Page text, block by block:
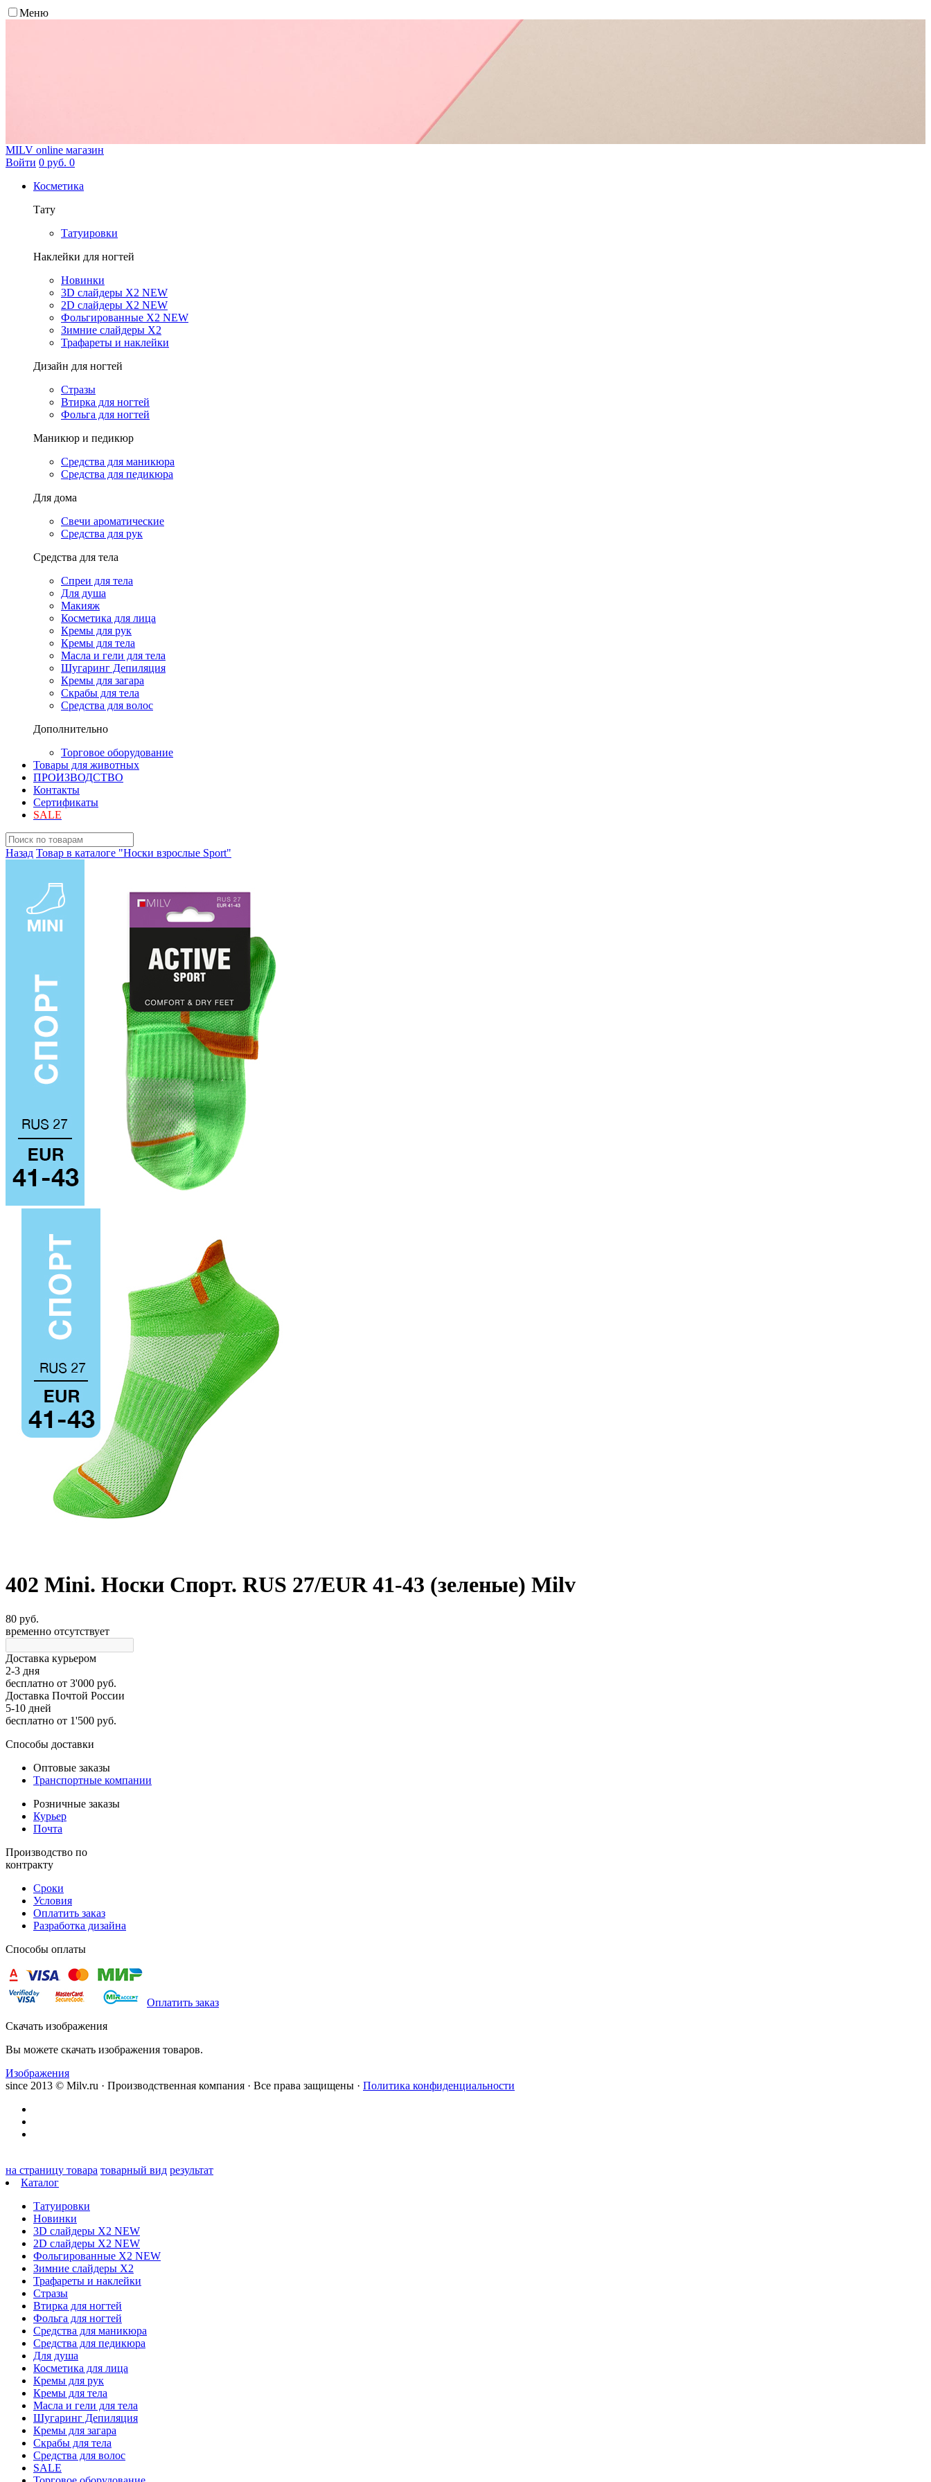
Меню
MILV online магазин
Войти 0 руб. 0
Косметика
Тату
Татуировки
Наклейки для ногтей
Новинки
3D слайдеры X2 NEW
2D слайдеры X2 NEW
Фольгированные X2 NEW
Зимние слайдеры Х2
Трафареты и наклейки
Дизайн для ногтей
Стразы
Втирка для ногтей
Фольга для ногтей
Маникюр и педикюр
Средства для маникюра
Средства для педикюра
Для дома
Свечи ароматические
Средства для рук
Средства для тела
Спреи для тела
Для душа
Макияж
Косметика для лица
Кремы для рук
Кремы для тела
Масла и гели для тела
Шугаринг Депиляция
Кремы для загара
Скрабы для тела
Средства для волос
Дополнительно
Торговое оборудование
Товары для животных
ПРОИЗВОДСТВО
Контакты
Сертификаты
SALE
Назад Товар в каталоге "Носки взрослые Sport"
402 Mini. Носки Спорт. RUS 27/EUR 41-43 (зеленые) Milv
80 руб.
временно отсутствует
Доставка курьером
2-3 дня
бесплатно от 3'000 руб.
Доставка Почтой России
5-10 дней
бесплатно от 1'500 руб.
Способы доставки
Оптовые заказы
Транспортные компании
Розничные заказы
Курьер
Почта
Производство по
контракту
Сроки
Условия
Оплатить заказ
Разработка дизайна
Способы оплаты
Оплатить заказ
Скачать изображения
Вы можете скачать изображения товаров.
Изображения
since 2013 © Milv.ru · Производственная компания · Все права защищены · Политика конфиденциальности
на страницу товара товарный вид результат
Каталог
Татуировки
Новинки
3D слайдеры X2 NEW
2D слайдеры X2 NEW
Фольгированные X2 NEW
Зимние слайдеры Х2
Трафареты и наклейки
Стразы
Втирка для ногтей
Фольга для ногтей
Средства для маникюра
Средства для педикюра
Для душа
Косметика для лица
Кремы для рук
Кремы для тела
Масла и гели для тела
Шугаринг Депиляция
Кремы для загара
Скрабы для тела
Средства для волос
SALE